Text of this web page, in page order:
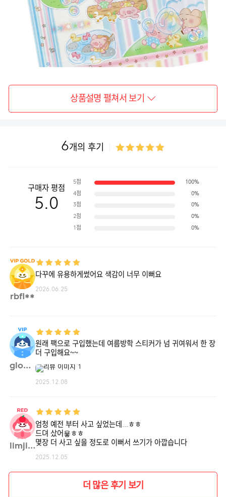
상품설명 펼쳐서 보기
6개의 후기
구매자 평점
5.0
5점 100%
4점 0%
3점 0%
2점 0%
1점 0%
rbfl**
다꾸에 유용하게썼어요 색감이 너무 이뻐요
2026.06.25
globa**
원래 팩으로 구입했는데 여름방학 스티커가 넘 귀여워서 한 장
더 구입해요~~
2025.12.08
limji**
엄청 예전 부터 사고 싶었는데...ㅎㅎ
드뎌 샀어욯ㅎㅎ
몇장 더 사고 싶을 정도로 이뻐서 쓰기가 아깝습니다
2025.12.05
더 많은 후기 보기